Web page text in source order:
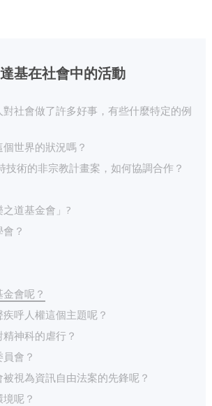
基在社會中的活動
社會做了許多好事，有些什麼特定的例
世界的狀況嗎？
技術的非宗教計畫案，如何協調合作？
道基金會」?
？
會呢？
呼人權這個主題呢？
神科的虐行？
會？
視為資訊自由法案的先鋒呢？
呢？